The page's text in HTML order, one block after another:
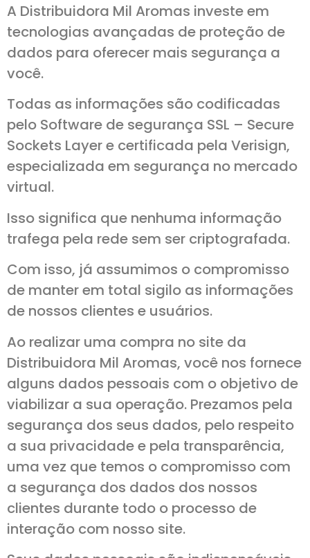
A Distribuidora Mil Aromas investe em
tecnologias avançadas de proteção de
dados para oferecer mais segurança a
você.
Todas as informações são codificadas
pelo Software de segurança SSL – Secure
Sockets Layer e certificada pela Verisign,
especializada em segurança no mercado
virtual.
Isso significa que nenhuma informação
trafega pela rede sem ser criptografada.
Com isso, já assumimos o compromisso
de manter em total sigilo as informações
de nossos clientes e usuários.
Ao realizar uma compra no site da
Distribuidora Mil Aromas, você nos fornece
alguns dados pessoais com o objetivo de
viabilizar a sua operação. Prezamos pela
segurança dos seus dados, pelo respeito
a sua privacidade e pela transparência,
uma vez que temos o compromisso com
a segurança dos dados dos nossos
clientes durante todo o processo de
interação com nosso site.